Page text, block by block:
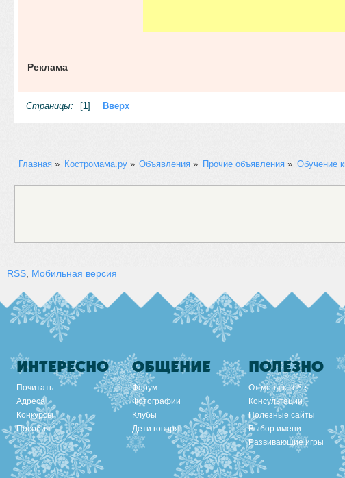
Реклама
Страницы: 1 Вверх
Главная » Костромама.ру» Объявления » Прочие объявления» Обучение
RSS Мобильная версия
ИНТЕРЕСНО
Почитать
Адреса
Конкурсы
Пособия
ОБЩЕНИЕ
Форум
Фотографии
Клубы
Дети говорят
ПОЛЕЗНО
От меня к тебе
Консультации
Полезные сайты
Выбор имени
Развивающие игры